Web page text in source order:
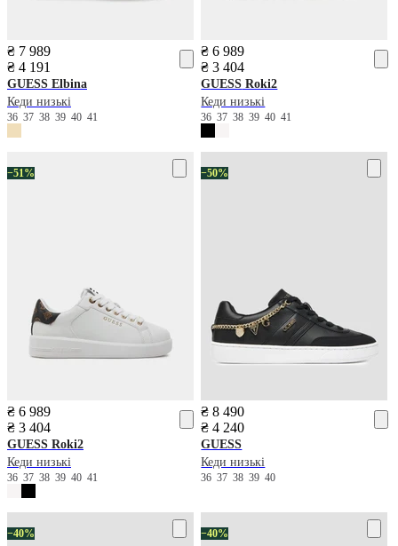
₴ 7 989
₴ 4 191
GUESS Elbina
Кеди низькі
36 37 38 39 40 41
₴ 6 989
₴ 3 404
GUESS Roki2
Кеди низькі
363738394041
−51%
₴ 6 989
₴ 3 404
GUESS Roki2
Кеди низькі
36 37 38 39 40 41
−50%
₴ 8 490
₴ 4 240
GUESS
Кеди низькі
3637383940
−40% −40%